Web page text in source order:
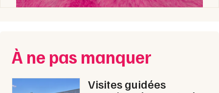
À ne pas manquer
Visites guidées